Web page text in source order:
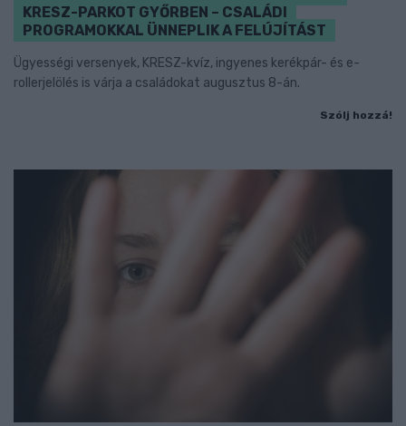
KRESZ-PARKOT GYŐRBEN – CSALÁDI
PROGRAMOKKAL ÜNNEPLIK A FELÚJÍTÁST
Ügyességi versenyek, KRESZ-kvíz, ingyenes kerékpár- és e-
rollerjelölés is várja a családokat augusztus 8-án.
Szólj hozzá!